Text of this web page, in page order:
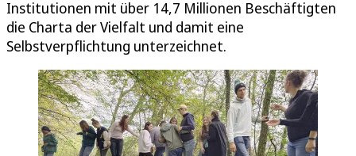
Institutionen mit über 14,7 Millionen Beschäftigten
die Charta der Vielfalt und damit eine
Selbstverpflichtung unterzeichnet.